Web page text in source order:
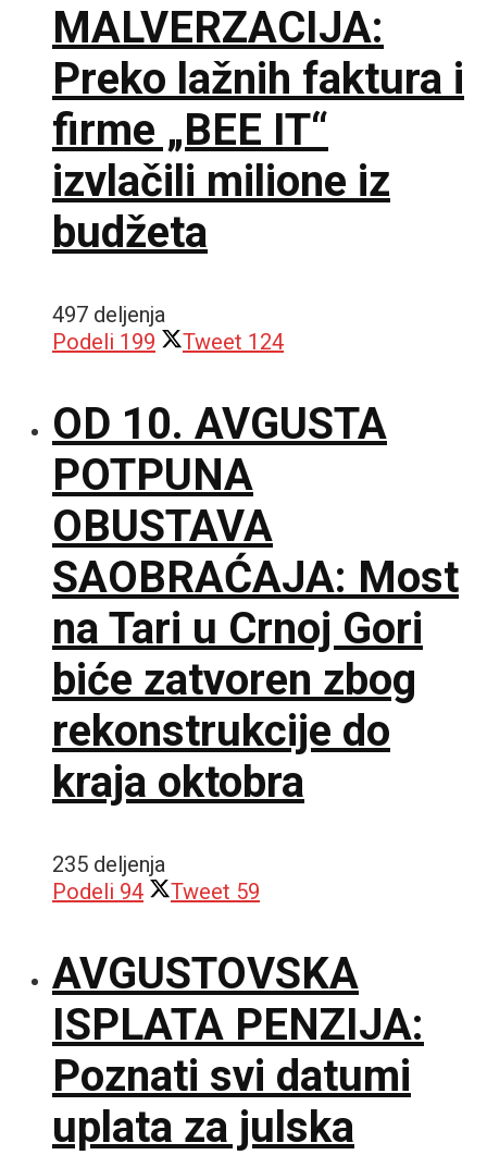
MALVERZACIJA:
Preko lažnih faktura i
firme „BEE IT“
izvlačili milione iz
budžeta
497 deljenja
Podeli 199 Tweet 124
OD 10. AVGUSTA
POTPUNA
OBUSTAVA
SAOBRAĆAJA: Most
na Tari u Crnoj Gori
biće zatvoren zbog
rekonstrukcije do
kraja oktobra
235 deljenja
Podeli 94 Tweet 59
AVGUSTOVSKA
ISPLATA PENZIJA:
Poznati svi datumi
uplata za julska